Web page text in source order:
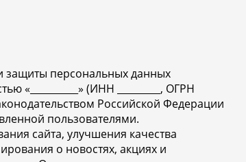
защиты персональных данных
«__________» (ИНН _________, ОГРН
Российской Федерации
пользователями.
сайта, улучшения качества
о новостях, акциях и